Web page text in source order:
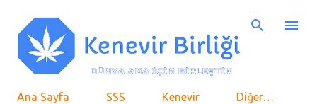
Ana Sayfa SSS Kenevir Diğer…